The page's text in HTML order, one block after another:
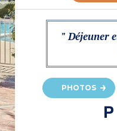
" Déjeuner
PHOTOS